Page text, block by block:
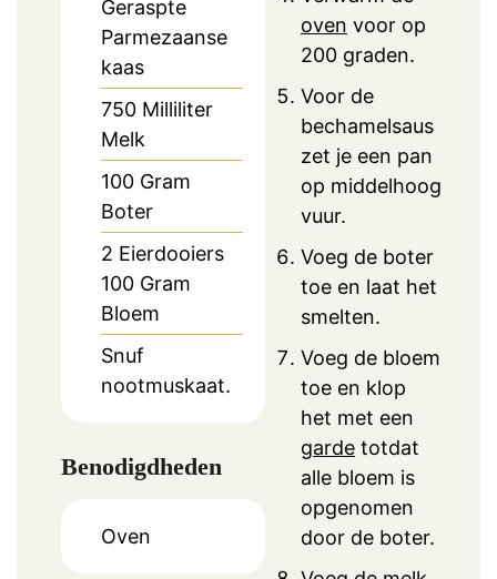
Geraspte
Parmezaanse
kaas
750 Milliliter
Melk
100 Gram
Boter
2 Eierdooiers
100 Gram
Bloem
Snuf
nootmuskaat.
Benodigdheden
Oven
oven voor op
200 graden.
Voor de
bechamelsaus
zet je een pan
op middelhoog
vuur.
Voeg de boter
toe en laat het
smelten.
Voeg de bloem
toe en klop
het met een
garde totdat
alle bloem is
opgenomen
door de boter.